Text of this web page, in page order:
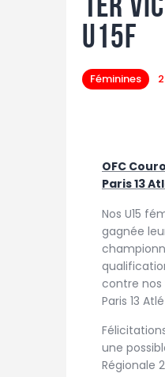
U15F
Féminines
OFC
Paris 13
Nos U15
gagnée
contre nos
Paris 13
une
Régionale